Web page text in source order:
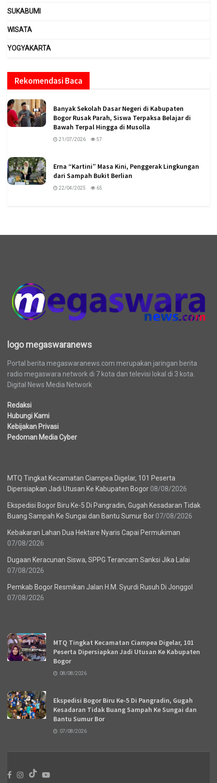
SUKABUMI
WISATA
YOGYAKARTA
Rekomendasi Baca
Banyak Sekolah Dasar Negeri di Kabupaten
Bogor Rusak Parah, Siswa Terpaksa Belajar di
Bawah Terpal Hingga di Musolla
21/07/2026 57
Erna “Kartini” Masa Kini, Penggerak Lingkungan
dari Sampah Bukit Berlian
22/04/2025 65
logo megaswaranews
Portal berita megaswaranews.com merupakan jaringan berita
radio megaswara network di 7 kota dan televisi lokal di 3 kota.
Digital News Media Network
Redaksi
Hubungi Kami
Kebijakan Privasi
Pedoman Media Cyber
MTQ Tingkat Kecamatan Ciampea Digelar, 101 Peserta
Dipersiapkan Jadi Utusan Ke Kabupaten Bogor 08/08/2026
Ekspedisi Bogor Biru Ke-5 Di Pangradin, Gugah Kesadaran Tidak
Buang Sampah Ke Sungai dan Bantu Sumur Bor 07/08/2026
Kebakaran Lahan Dua Hektare Nyaris Capai Permukiman
07/08/2026
Dugaan Keracunan Siswa, SPPG Terancam Sanksi Jika Lalai
07/08/2026
Pemkab Bogor Resmikan Jalan H.M. Syurdi Rusuh Di Jonggol
07/08/2026
MTQ Tingkat Kecamatan Ciampea Digelar, 101
Peserta Dipersiapkan Jadi Utusan Ke Kabupaten
Bogor
08/08/2026
Ekspedisi Bogor Biru Ke-5 Di Pangradin, Gugah
Kesadaran Tidak Buang Sampah Ke Sungai dan
Bantu Sumur Bor
07/08/2026